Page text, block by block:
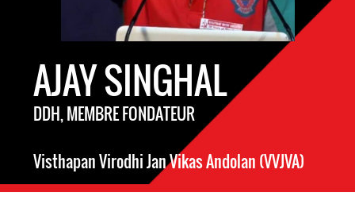
AJAY SINGHAL
DDH, MEMBRE FONDATEUR
Visthapan Virodhi Jan Vikas Andolan (VVJVA)